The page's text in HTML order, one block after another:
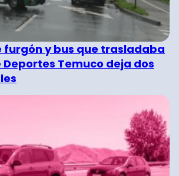
furgón y bus que trasladaba
Deportes Temuco deja dos